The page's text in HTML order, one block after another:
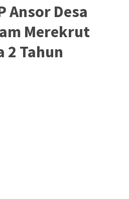
Ansor Desa
Merekrut
2 Tahun